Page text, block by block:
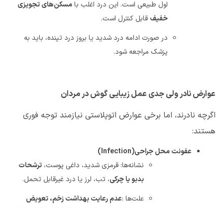
اول طبیعی است. این درد اغلب بامسکن‌های تجویزی
خفیف قابل کنترل است.
در صورت ادامه درد شدید یا بروز درد تپنده، باید به
پزشک مراجعه شود.
عوارض نادر ولی جدی عمل زیبایی گوش در مردان
اگرچه نادرند، اما برخی عوارض اتوپلاستی نیازمند توجه فوری
هستند:
عفونت محل جراحی(Infection)
نشانه‌ها: قرمزی شدید، داغی پوست، ترشحات
بدبو یا چرکی، تب، لرز یا درد غیرقابل تحمل.
علت‌ها :عدم رعایت بهداشت زخم، تعویض